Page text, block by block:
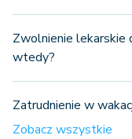
Zwolnienie lekarskie
wtedy?
Zatrudnienie w
Zobacz wszystkie